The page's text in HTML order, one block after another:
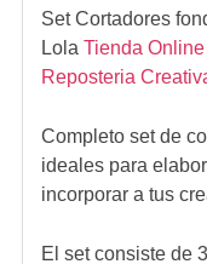
Set Cortadores
Lola Tienda
Reposteria
Completo set de
ideales para
incorporar a tus
El set consiste de 3